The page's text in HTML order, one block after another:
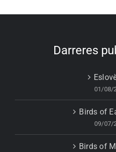
Darreres
01/08/
Birds of
09/07/
Birds of